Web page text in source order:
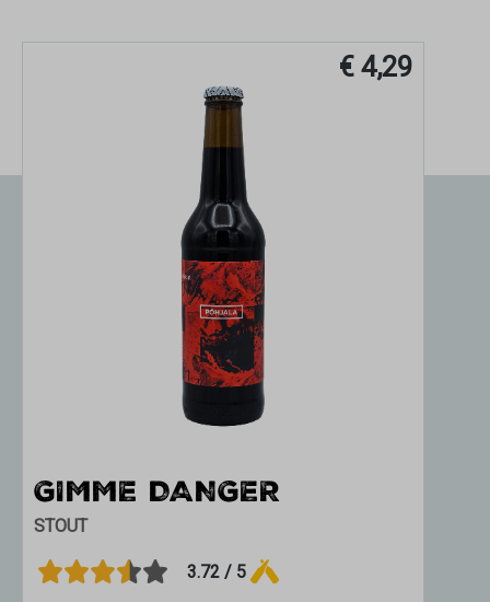
€ 4,29
GIMME DANGER
STOUT
3.72 / 5